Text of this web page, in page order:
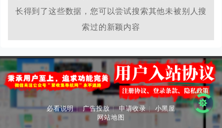
长得到了这些数据，您可以尝试搜索其他未被别人搜
索过的新颖内容
必看说明 | 广告投放 | 申请收录 | 小黑屋
网站地图